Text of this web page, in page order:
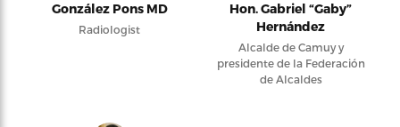
González Pons MD
Radiologist
Hon. Gabriel “Gaby”
Hernández
Alcalde de Camuy y
presidente de la Federación
de Alcaldes